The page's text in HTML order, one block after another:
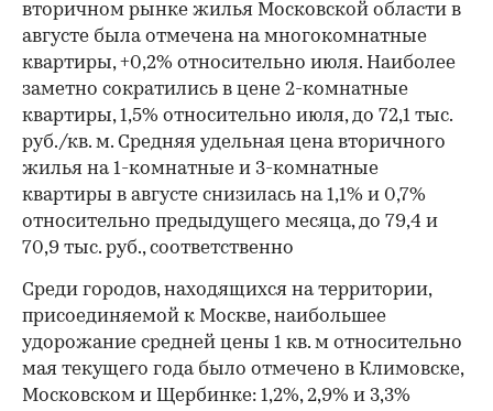
вторичном рынке жилья Московской области в
августе была отмечена на многокомнатные
квартиры, +0,2% относительно июля. Наиболее
заметно сократились в цене 2-комнатные
квартиры, 1,5% относительно июля, до 72,1 тыс.
руб./кв. м. Средняя удельная цена вторичного
жилья на 1-комнатные и 3-комнатные
квартиры в августе снизилась на 1,1% и 0,7%
относительно предыдущего месяца, до 79,4 и
70,9 тыс. руб., соответственно
Среди городов, находящихся на территории,
присоединяемой к Москве, наибольшее
удорожание средней цены 1 кв. м относительно
мая текущего года было отмечено в Климовске,
Московском и Щербинке: 1,2%, 2,9% и 3,3%